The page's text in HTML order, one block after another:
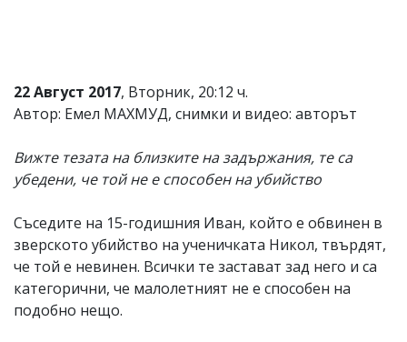
22 Август 2017, Вторник, 20:12 ч.
Автор: Емел МАХМУД, снимки и видео: авторът
Вижте тезата на близките на задържания, те са
убедени, че той не е способен на убийство
Съседите на 15-годишния Иван, който е обвинен в
зверското убийство на ученичката Никол, твърдят,
че той е невинен. Всички те застават зад него и са
категорични, че малолетният не е способен на
подобно нещо.